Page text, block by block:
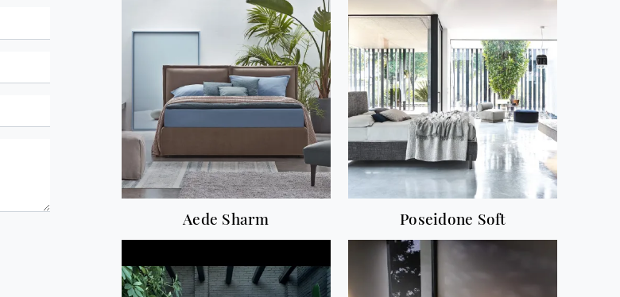
Aede Sharm Poseidone Soft